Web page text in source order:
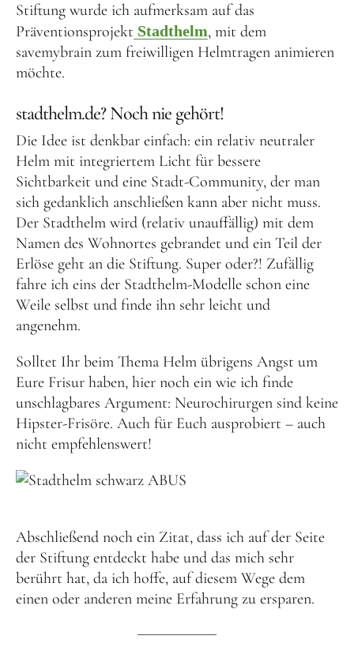
Stiftung wurde ich aufmerksam auf das
Präventionsprojekt Stadthelm, mit dem
savemybrain zum freiwilligen Helmtragen animieren
möchte.
stadthelm.de? Noch nie gehört!
Die Idee ist denkbar einfach: ein relativ neutraler
Helm mit integriertem Licht für bessere
Sichtbarkeit und eine Stadt-Community, der man
sich gedanklich anschließen kann aber nicht muss.
Der Stadthelm wird (relativ unauffällig) mit dem
Namen des Wohnortes gebrandet und ein Teil der
Erlöse geht an die Stiftung. Super oder?! Zufällig
fahre ich eins der Stadthelm-Modelle schon eine
Weile selbst und finde ihn sehr leicht und
angenehm.
Solltet Ihr beim Thema Helm übrigens Angst um
Eure Frisur haben, hier noch ein wie ich finde
unschlagbares Argument: Neurochirurgen sind keine
Hipster-Frisöre. Auch für Euch ausprobiert – auch
nicht empfehlenswert!
Abschließend noch ein Zitat, dass ich auf der Seite
der Stiftung entdeckt habe und das mich sehr
berührt hat, da ich hoffe, auf diesem Wege dem
einen oder anderen meine Erfahrung zu ersparen.